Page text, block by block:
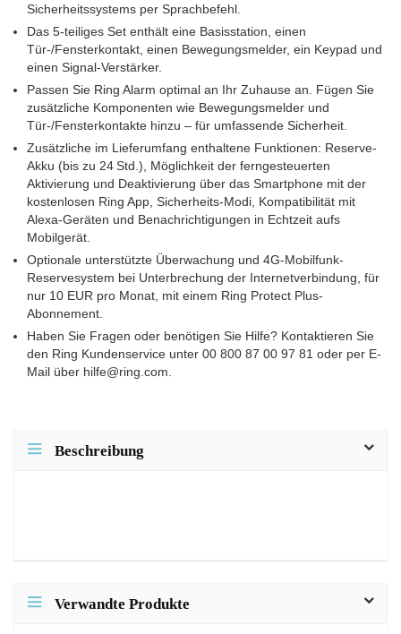
Sicherheitssystems per Sprachbefehl.
Das 5-teiliges Set enthält eine Basisstation, einen
Tür-/Fensterkontakt, einen Bewegungsmelder, ein Keypad und
einen Signal-Verstärker.
Passen Sie Ring Alarm optimal an Ihr Zuhause an. Fügen Sie
zusätzliche Komponenten wie Bewegungsmelder und
Tür-/Fensterkontakte hinzu – für umfassende Sicherheit.
Zusätzliche im Lieferumfang enthaltene Funktionen: Reserve-
Akku (bis zu 24 Std.), Möglichkeit der ferngesteuerten
Aktivierung und Deaktivierung über das Smartphone mit der
kostenlosen Ring App, Sicherheits-Modi, Kompatibilität mit
Alexa-Geräten und Benachrichtigungen in Echtzeit aufs
Mobilgerät.
Optionale unterstützte Überwachung und 4G-Mobilfunk-
Reservesystem bei Unterbrechung der Internetverbindung, für
nur 10 EUR pro Monat, mit einem Ring Protect Plus-
Abonnement.
Haben Sie Fragen oder benötigen Sie Hilfe? Kontaktieren Sie
den Ring Kundenservice unter 00 800 87 00 97 81 oder per E-
Mail über hilfe@ring.com.
Beschreibung
Verwandte Produkte